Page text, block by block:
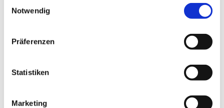
Notwendig
Präferenzen
Statistiken
Marketing